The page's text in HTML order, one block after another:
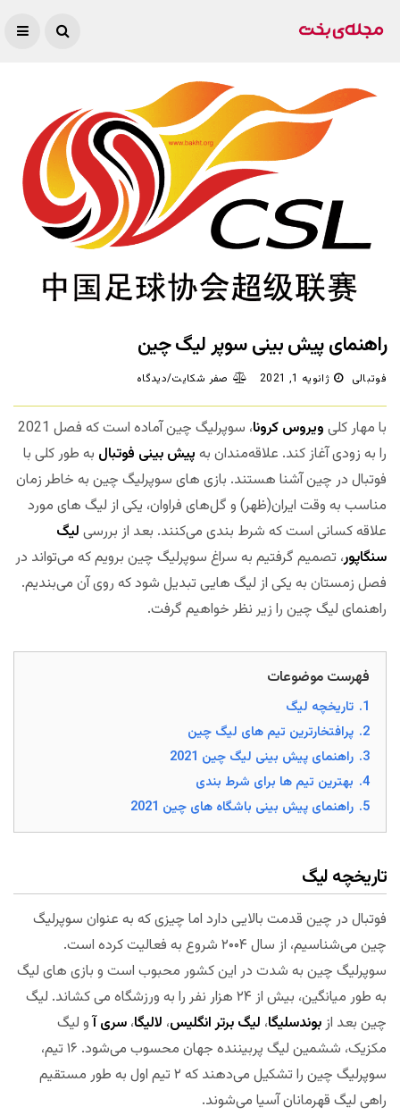
راهنمای پیش بینی سوپر لیگ چین
فوتبالی ژانویه 1, 2021 صفر شکایت/دیدگاه
با مهار کلی ویروس کرونا
، سوپرلیگ چین آماده است که فصل 2021
را به زودی آغاز کند. علاقه‌مندان به پیش بینی فوتبال به طور کلی با
فوتبال در چین آشنا هستند. بازی های سوپرلیگ چین به خاطر زمان
مناسب به وقت ایران(ظهر) و گل‌های فراوان، یکی از لیگ های مورد
علاقه کسانی است که شرط بندی می‌کنند. بعد از بررسی لیگ
سنگاپور، تصمیم گرفتیم به سراغ سوپرلیگ چین برویم که می‌تواند در
فصل زمستان به یکی از لیگ هایی تبدیل شود که روی آن می‌بندیم.
راهنمای لیگ چین را زیر نظر خواهیم گرفت.
فهرست موضوعات
1. تاریخچه لیگ
2. پرافتخارترین تیم های لیگ چین
3. راهنمای پیش بینی لیگ چین 2021
4. بهترین تیم ها برای شرط بندی
5. راهنمای پیش بینی باشگاه های چین 2021
تاریخچه لیگ
فوتبال در چین قدمت بالایی دارد اما چیزی که به عنوان سوپرلیگ
چین می‌شناسیم، از سال ۲۰۰۴ شروع به فعالیت کرده است.
سوپرلیگ چین به شدت در این کشور محبوب است و بازی های لیگ
به طور میانگین، بیش از ۲۴ هزار نفر را به ورزشگاه می کشاند. لیگ
چین بعد ازبوندسلیگا، لیگ برتر انگلیس، لالیگا، سری آو لیگ
مکزیک، ششمین لیگ پربیننده جهان محسوب می‌شود. ۱۶ تیم،
سوپرلیگ چین را تشکیل می‌دهند که ۲ تیم اول به طور مستقیم
راهی لیگ قهرمانان آسیا می‌شوند.